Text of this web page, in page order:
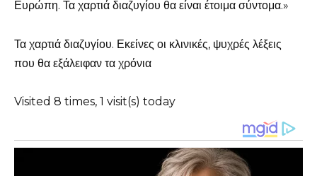
Ευρώπη. Τα χαρτιά διαζυγίου θα είναι έτοιμα σύντομα.»
Τα χαρτιά διαζυγίου. Εκείνες οι κλινικές, ψυχρές λέξεις
που θα εξάλειφαν τα χρόνια
Visited 8 times, 1 visit(s) today